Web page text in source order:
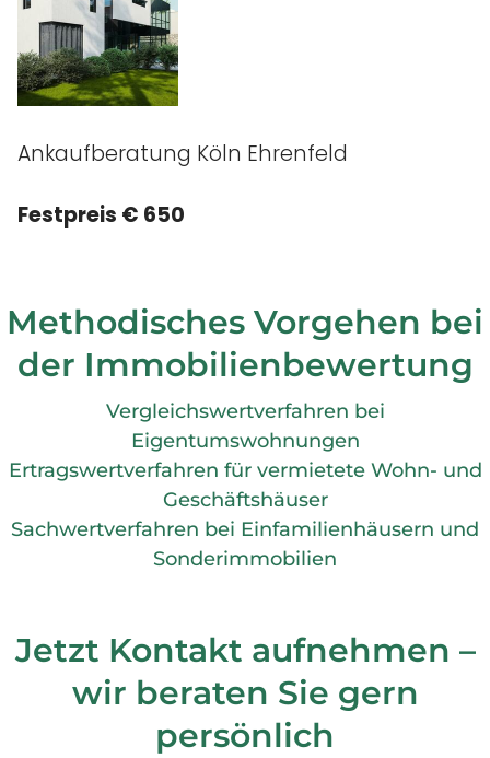
Ankaufberatung Köln Ehrenfeld
Festpreis € 650
Methodisches Vorgehen bei
der Immobilienbewertung
Vergleichswertverfahren bei
Eigentumswohnungen
Ertragswertverfahren für vermietete Wohn- und
Geschäftshäuser
Sachwertverfahren bei Einfamilienhäusern und
Sonderimmobilien
Jetzt Kontakt aufnehmen –
wir beraten Sie gern
persönlich